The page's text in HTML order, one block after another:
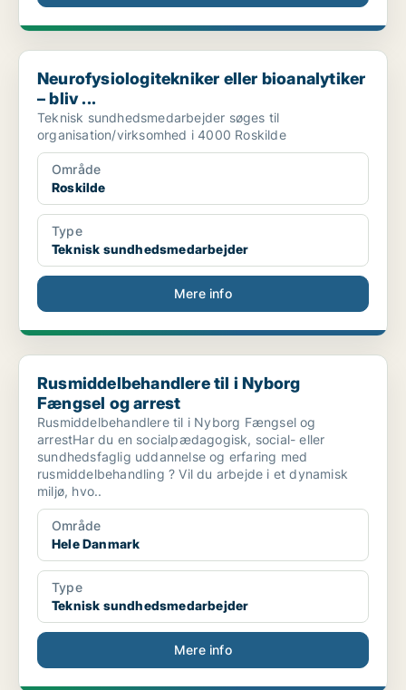
Neurofysiologitekniker eller bioanalytiker – bliv ...
Neurofysiologitekniker eller bioanalytiker
– bliv ...
Teknisk sundhedsmedarbejder søges til
organisation/virksomhed i 4000 Roskilde
Område
Roskilde
Type
Teknisk sundhedsmedarbejder
Mere info
Rusmiddelbehandlere til i Nyborg Fængsel og arrest
Rusmiddelbehandlere til i Nyborg
Fængsel og arrest
Rusmiddelbehandlere til i Nyborg Fængsel og
arrestHar du en socialpædagogisk, social- eller
sundhedsfaglig uddannelse og erfaring med
rusmiddelbehandling ? Vil du arbejde i et dynamisk
miljø, hvo..
Område
Hele Danmark
Type
Teknisk sundhedsmedarbejder
Mere info